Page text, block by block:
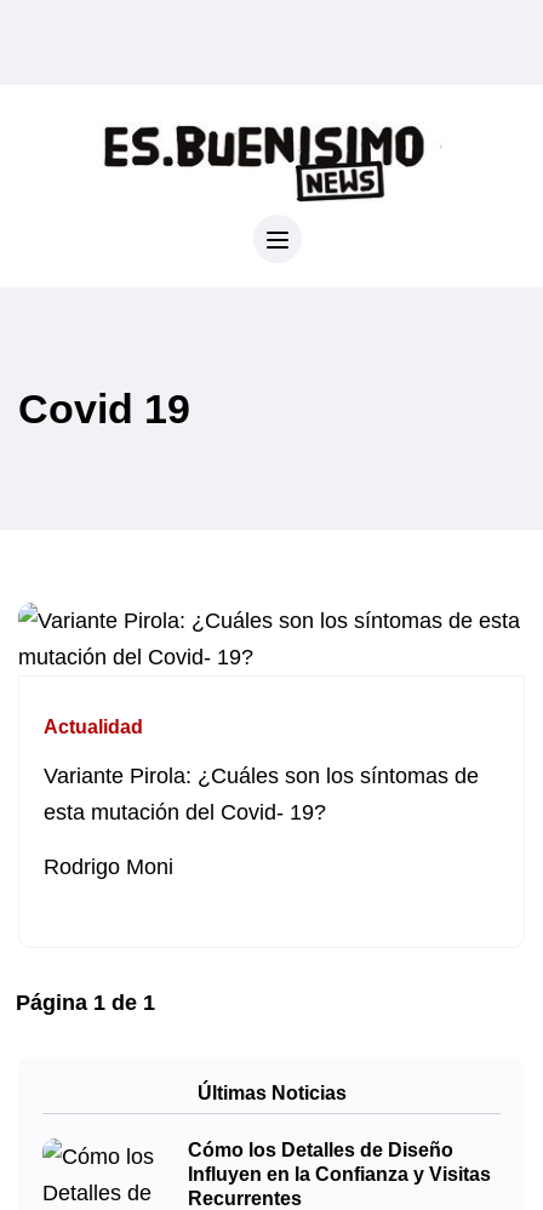
Covid 19
Actualidad
Variante Pirola: ¿Cuáles son los síntomas de
esta mutación del Covid- 19?
Rodrigo Moni
Página 1 de 1
Últimas Noticias
Cómo los Detalles de Diseño
Influyen en la Confianza y Visitas
Recurrentes